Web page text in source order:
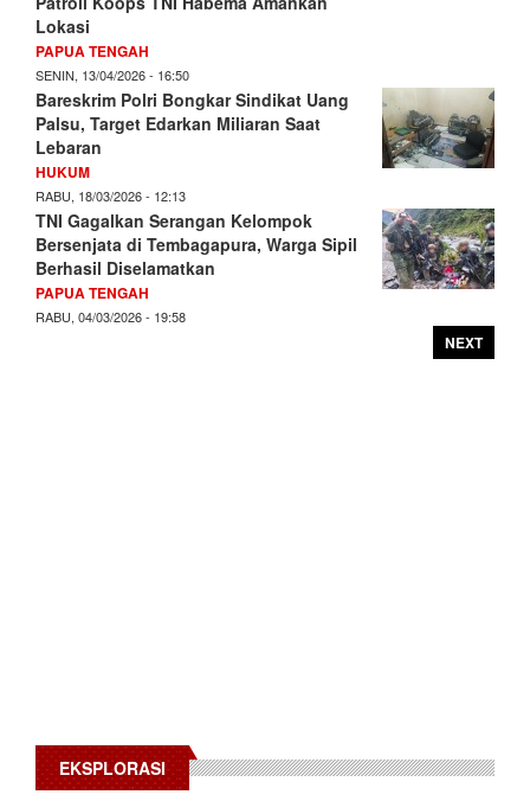
Lokasi
PAPUA TENGAH
SENIN, 13/04/2026 - 16:50
Bareskrim Polri Bongkar Sindikat Uang
Palsu, Target Edarkan Miliaran Saat
Lebaran
HUKUM
RABU, 18/03/2026 - 12:13
TNI Gagalkan Serangan Kelompok
Bersenjata di Tembagapura, Warga Sipil
Berhasil Diselamatkan
PAPUA TENGAH
RABU, 04/03/2026 - 19:58
NEXT
EKSPLORASI